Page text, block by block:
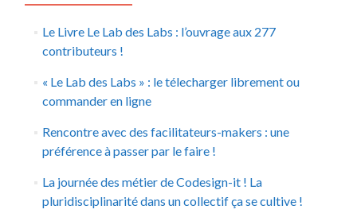
Le Livre Le Lab des Labs : l’ouvrage aux 277
contributeurs !
« Le Lab des Labs » : le télecharger librement ou
commander en ligne
Rencontre avec des facilitateurs-makers : une
préférence à passer par le faire !
La journée des métier de Codesign-it ! La
pluridisciplinarité dans un collectif ça se cultive !